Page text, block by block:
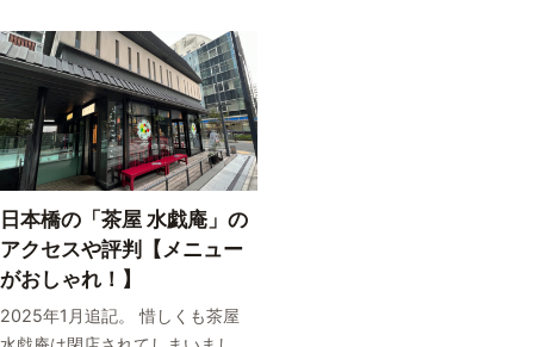
日本橋の「茶屋 水戯庵」の
アクセスや評判【メニュー
がおしゃれ！】
2025年1月追記。 惜しくも茶屋